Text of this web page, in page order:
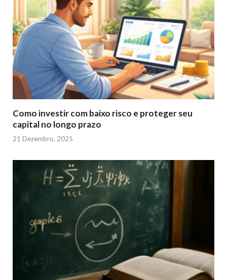
Como investir com baixo risco e proteger seu
capital no longo prazo
21 Dezembro, 2025